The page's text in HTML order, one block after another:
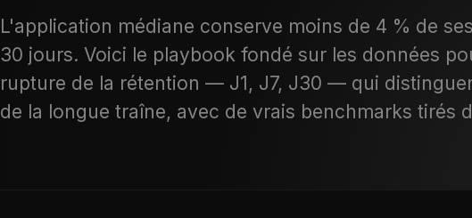
L'application médiane conserve moins de 4 % de
30 jours. Voici le playbook fondé sur les données
rupture de la rétention — J1, J7, J30 — qui
de la longue traîne, avec de vrais benchmarks tirés